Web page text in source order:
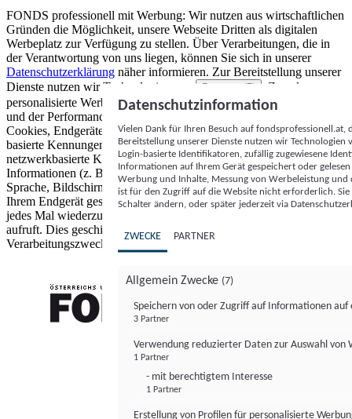
FONDS professionell mit Werbung: Wir nutzen aus wirtschaftlichen
Gründen die Möglichkeit, unsere Webseite Dritten als digitalen
Werbeplatz zur Verfügung zu stellen. Über Verarbeitungen, die in
der Verantwortung von uns liegen, können Sie sich in unserer
Datenschutzerklärung näher informieren. Zur Bereitstellung unserer
Dienste nutzen wir Technologien von
Partnern (5)
. Zwecke:
personalisierte Werbung und Inhalte, Messung von Werbeleistung
und der Performance von Inhalten sowie Zielgruppenforschung.
Cookies, Endgeräte- oder ähnliche Online-Kennungen (z. B. login-
basierte Kennungen, zufällig generierte Kennungen,
netzwerkbasierte Kennungen) können zusammen mit anderen
Informationen (z. B. Browsertyp und Browserinformationen,
Sprache, Bildschirmgröße, unterstützte Technologien usw.) auf
Ihrem Endgerät gespeichert oder von dort ausgelesen werden, um es
jedes Mal wiederzuerkennen, wenn es eine App oder einer Webseite
aufruft. Dies geschieht für einen oder mehrere der hier aufgeführten
Verarbeitungszwecke.
Datenschutzinformation
Vielen Dank für Ihren Besuch auf
Bereitstellung unserer Dienste nutzen wir Technologien
Login-basierte Identifikatoren, zufällig zugewiesene
Informationen auf Ihrem Gerät gespeichert oder
Werbung und Inhalte, Messung von Werbeleistung
ist für den Zugriff auf die Website nicht erforderlich.
Schalter ändern, oder später jederzeit via
ZWECKE PARTNER
Allgemein Zwecke (7)
Speichern von oder Zugriff auf Informationen auf
3 Partner
Verwendung reduzierter Daten zur Auswahl von
1 Partner
- mit berechtigtem Interesse
1 Partner
Erstellung von Profilen für personalisierte
FONDS professionell